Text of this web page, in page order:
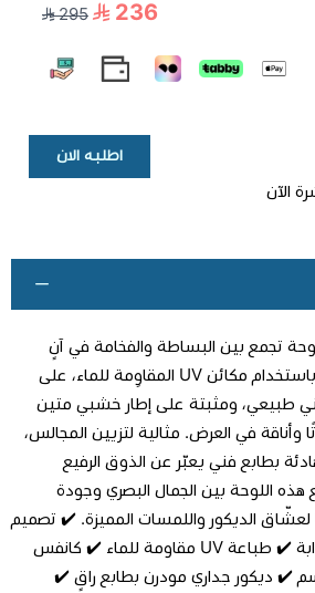
236
295
الآن
اطلبه الان
اطلب المنتج
تجمع بين البساطة والفخامة في آنٍ
واحد. طُبعت بدقة عالية باستخدام مكائن UV المقاوِمة للماء، على
طبيعي، ومثبتة على إطار خشبي متين
ثباتًا وأناقة في العرض. مثالية لتزيين المجالس،
بطابع فني يعبّر عن الذوق الرفيع
هذه اللوحة بين الجمال البصري وجودة
لعشّاق الديكور واللمسات المميزة. ✔️ تصميم
متناغم بتفاصيل فنية جذابة ✔️ طباعة UV مقاومة للماء ✔️ كانفس
وخشب بسماكة 3 سم ✔️ ديكور جداري مودرن بطابع راقٍ ✔️